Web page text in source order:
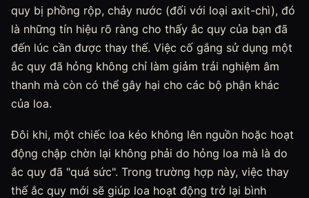
quy bị phồng rộp, chảy nước (đối với loại axit-chì), đó
là những tín hiệu rõ ràng cho thấy ắc quy của bạn đã
đến lúc cần được thay thế. Việc cố gắng sử dụng một
ắc quy đã hỏng không chỉ làm giảm trải nghiệm âm
thanh mà còn có thể gây hại cho các bộ phận khác
của loa.
Đôi khi, một chiếc loa kéo không lên nguồn hoặc hoạt
động chập chờn lại không phải do hỏng loa mà là do
ắc quy đã "quá sức". Trong trường hợp này, việc thay
thế ắc quy mới sẽ giúp loa hoạt động trở lại bình